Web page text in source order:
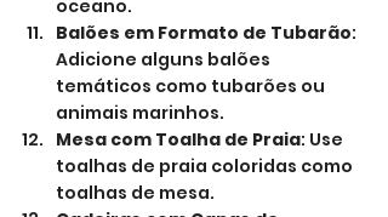
oceano.
Balões em Formato de Tubarão:
Adicione alguns balões
temáticos como tubarões ou
animais marinhos.
Mesa com Toalha de Praia: Use
toalhas de praia coloridas como
toalhas de mesa.